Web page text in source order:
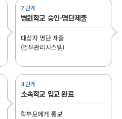
2 단계
병원학교 승인·명단제출
대상자 명단 제출
(업무관리시스템)
4 단계
소속학교 입교 완료
학부모에게 통보